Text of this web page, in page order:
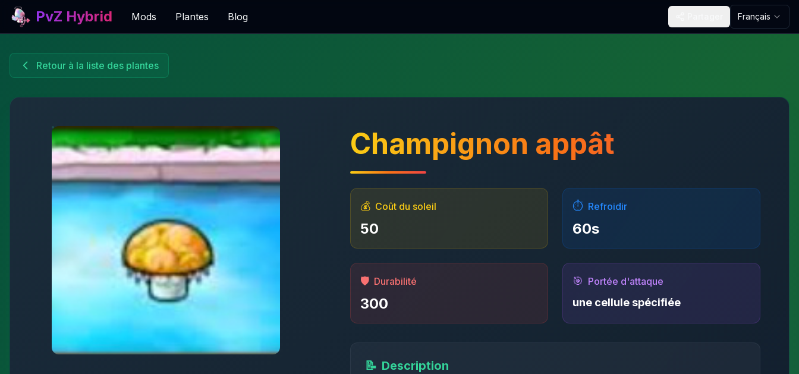
PvZ Hybrid Mods Plantes Blog Français
Retour à la liste des plantes
Champignon appât
💰 Coût du soleil
50
⏱️ Refroidir
60s
🛡️ Durabilité
300
🎯 Portée d'attaque
une cellule spécifiée
📝 Description